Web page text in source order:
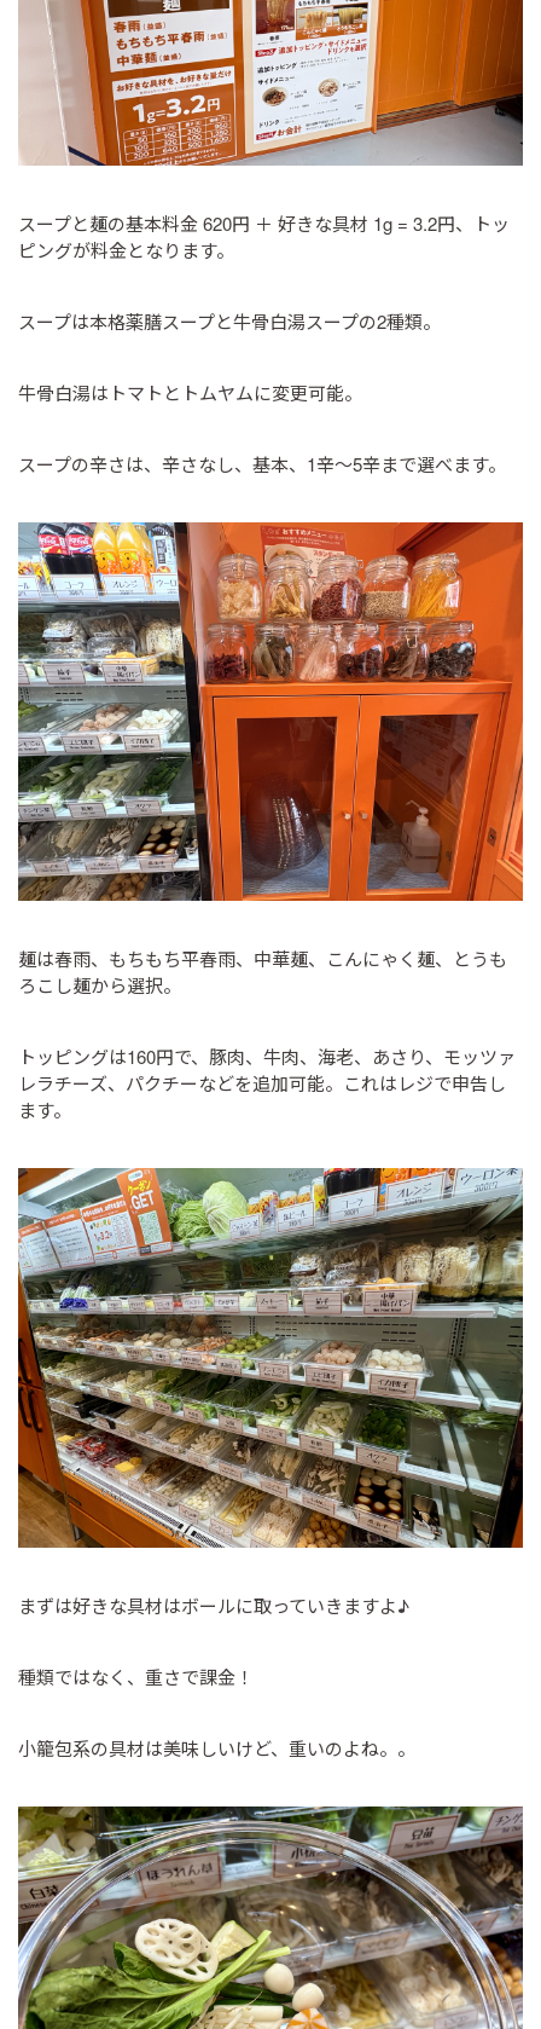
スープと麺の基本料金 620円 ＋ 好きな具材 1g = 3.2円、トッ
ピングが料金となります。
スープは本格薬膳スープと牛骨白湯スープの2種類。
牛骨白湯はトマトとトムヤムに変更可能。
スープの辛さは、辛さなし、基本、1辛～5辛まで選べます。
麺は春雨、もちもち平春雨、中華麺、こんにゃく麺、とうも
ろこし麺から選択。
トッピングは160円で、豚肉、牛肉、海老、あさり、モッツァ
レラチーズ、パクチーなどを追加可能。これはレジで申告し
ます。
まずは好きな具材はボールに取っていきますよ♪
種類ではなく、重さで課金！
小籠包系の具材は美味しいけど、重いのよね。。